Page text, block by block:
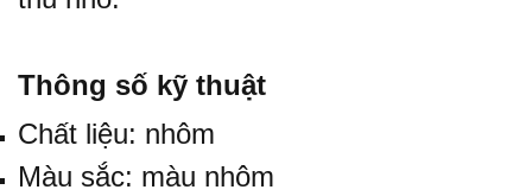
Thông số kỹ thuật
Chất liệu: nhôm
Màu sắc: màu nhôm